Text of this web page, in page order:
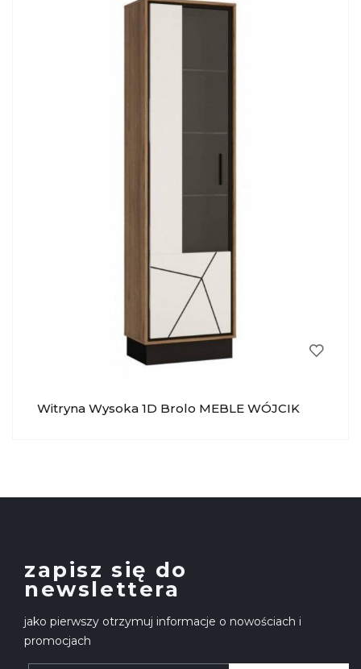
Witryna Wysoka 1D Brolo MEBLE WÓJCIK
zapisz się do
newslettera
jako pierwszy otrzymuj informacje o nowościach i
promocjach